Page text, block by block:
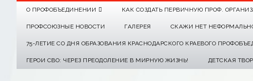
О ПРОФОБЪЕДИНЕНИИ КАК СОЗДАТЬ ПЕРВИЧНУЮ ПРОФ.
ПРОФСОЮЗНЫЕ НОВОСТИ ГАЛЕРЕЯ СКАЖИ НЕТ
75-ЛЕТИЕ СО ДНЯ ОБРАЗОВАНИЯ КРАСНОДАРСКОГО КРАЕВОГО
ГЕРОИ СВО: ЧЕРЕЗ ПРЕОДОЛЕНИЕ В МИРНУЮ ЖИЗНЬ! ДЕТСКАЯ